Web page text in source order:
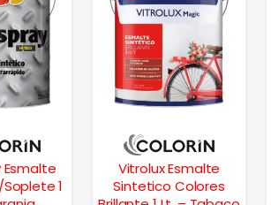
1
Vitrolux Esmalte
Sintetico Colores